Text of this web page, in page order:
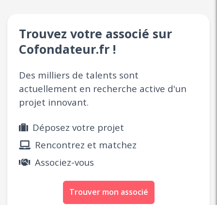
Trouvez votre associé sur
Cofondateur.fr !
Des milliers de talents sont
actuellement en recherche active d'un
projet innovant.
Déposez votre projet
Rencontrez et matchez
Associez-vous
Trouver mon associé